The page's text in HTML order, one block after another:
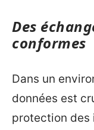
Des
conformes
Dans un
données est
protection des